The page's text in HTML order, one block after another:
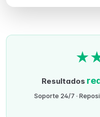
★
Resultados
Soporte 24/7 ·